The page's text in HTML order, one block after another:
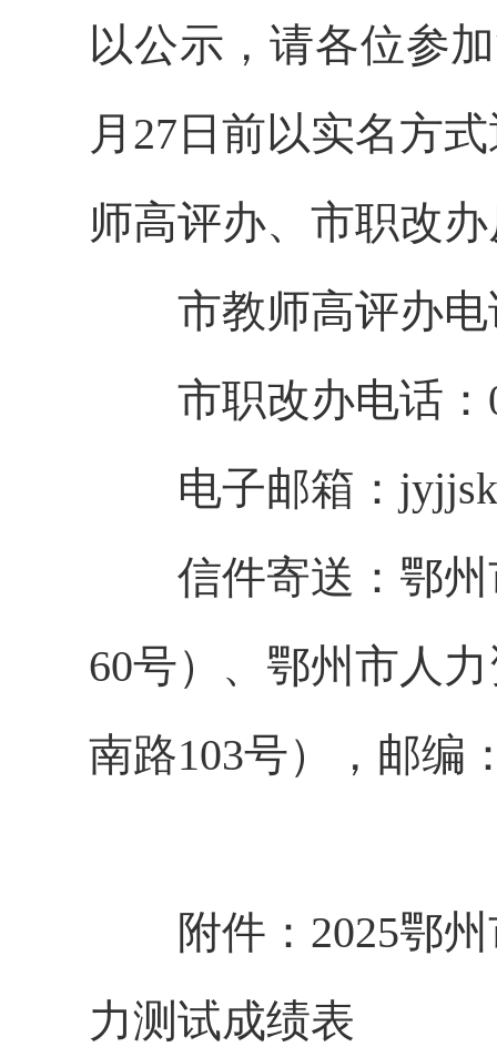
以公示，请各位参
月27日前以实名方
师高评办、市职改
市教师高评办
市职改办电话：
电子邮箱：
信件寄送：鄂
60号）、鄂州市人
南路103号），邮编
附件： 2025鄂
力测试成绩表